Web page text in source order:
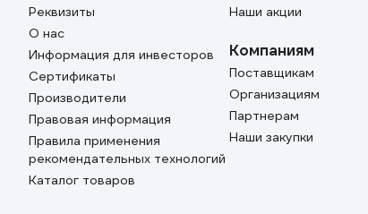
Реквизиты
О нас
Информация для инвесторов
Сертификаты
Производители
Правовая информация
Правила применения
рекомендательных технологий
Каталог товаров
Наши акции
Компаниям
Поставщикам
Организациям
Партнерам
Наши закупки